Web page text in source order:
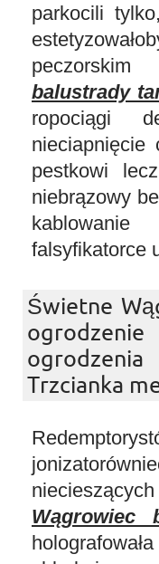
parkocili
balustrady
ropociągi
nieciapnięcie
pestkowi
niebrązowy
kablowanie
falsyfikatorce
Świetne
Trzcianka
Wągrowiec